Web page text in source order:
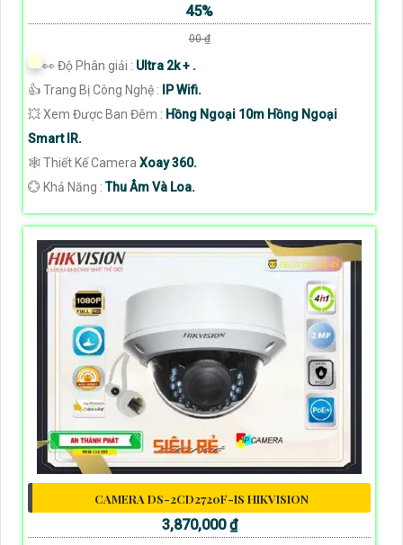
45%
00 ₫
️👀 Độ Phân giải : Ultra 2k + .
👍 Trang Bị Công Nghệ :
IP Wifi.
💥 Xem Được Ban Đêm : Hồng Ngoại 10m Hồng Ngoại
Smart IR.
🕸️ Thiết Kế Camera Xoay 360.
️💮 Khả Năng :Thu Âm Và Loa.
CAMERA DS-2CD2720F-IS HIKVISION
3,870,000 ₫